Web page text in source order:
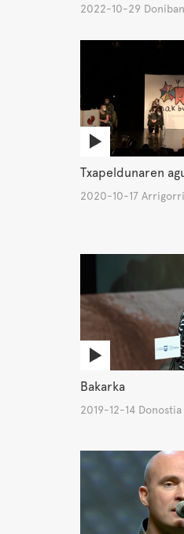
2022-10-29
Txapeldunaren
2020-10-17
Bakarka
2019-12-14 Donostia